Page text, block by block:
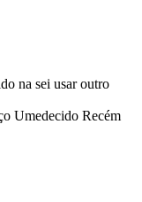
na sei usar outro
Umedecido Recém